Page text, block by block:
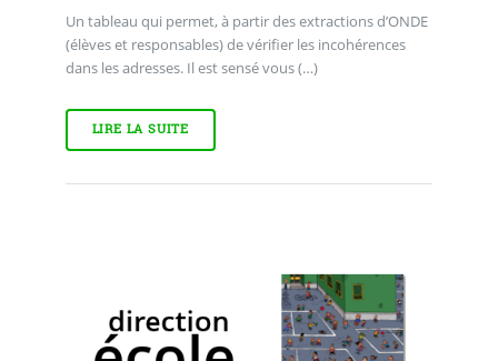
Un tableau qui permet, à partir des extractions d’ONDE
(élèves et responsables) de vérifier les incohérences
dans les adresses. Il est sensé vous (…)
LIRE LA SUITE